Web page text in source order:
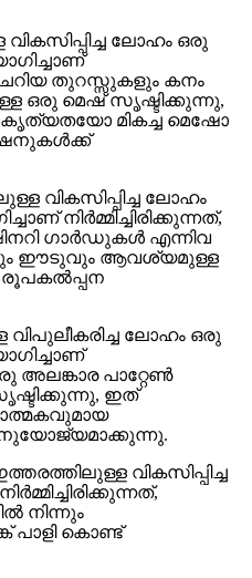
ലോഹം ഒരു
ചെറിയ തുറസ്സുകളും കനം
ഒരു മെഷ് സൃഷ്ടിക്കുന്നു,
മികച്ച മെഷോ
വികസിപ്പിച്ച ലോഹം
നിർമ്മിച്ചിരിക്കുന്നത്,
ഗാർഡുകൾ എന്നിവ
ഈടുവും ആവശ്യമുള്ള
രൂപകൽപ്പന
വിപുലീകരിച്ച ലോഹം ഒരു
അലങ്കാര പാറ്റേൺ
ഇത്
വികസിപ്പിച്ച
നിന്നും
പാളി കൊണ്ട്